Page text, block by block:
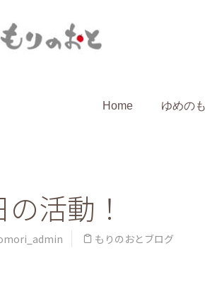
Home ゆめの
活動！
もりのおとブログ